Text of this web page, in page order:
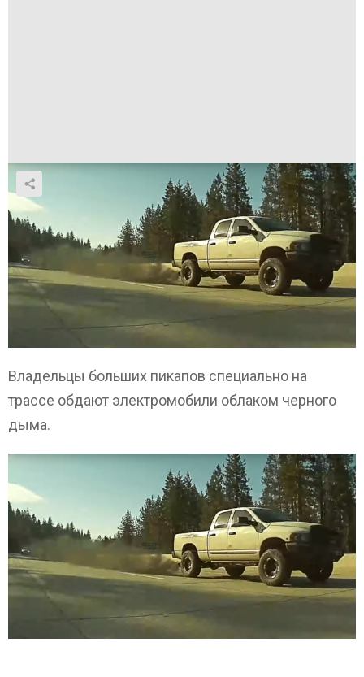
Владельцы больших пикапов специально на
трассе обдают электромобили облаком черного
дыма.